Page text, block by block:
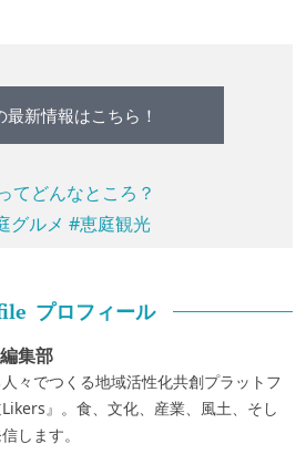
最新情報はこちら！
てどんなところ？
グルメ #恵庭観光
プロフィール
集部
々でつくる地域活性化共創プラットフ
』。食、文化、産業、風土、そし
します。